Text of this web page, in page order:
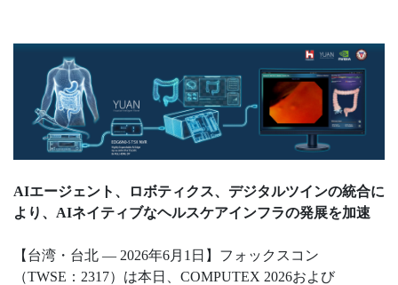
AIエージェント、ロボティクス、デジタルツインの統合に
より、AIネイティブなヘルスケアインフラの発展を加速
【台湾・台北 — 2026年6月1日】フォックスコン
（TWSE：2317）は本日、COMPUTEX 2026および